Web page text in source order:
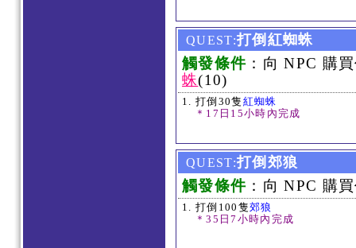
QUEST:打倒紅蜘蛛
觸發條件 ：向 NPC 購
蛛(10)
打倒30隻 紅蜘蛛
＊17日15小時內完成
QUEST:打倒郊狼
觸發條件 ：向 NPC 購
打倒100隻郊狼
＊35日7小時內完成